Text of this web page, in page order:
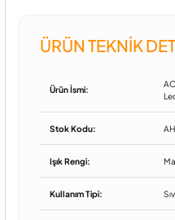
ÜRÜN TEKNIK
Ürün İsmi:
Stok Kodu:
Işık Rengi:
Kullanım Tipi: